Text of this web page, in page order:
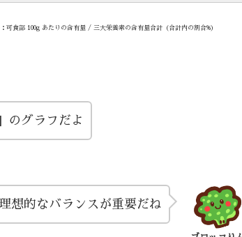
可食部 100g あたりの含有量 / 三大栄養素の含有量合計（合計内の割合%）
のグラフだよ
想的なバランスが重要だね